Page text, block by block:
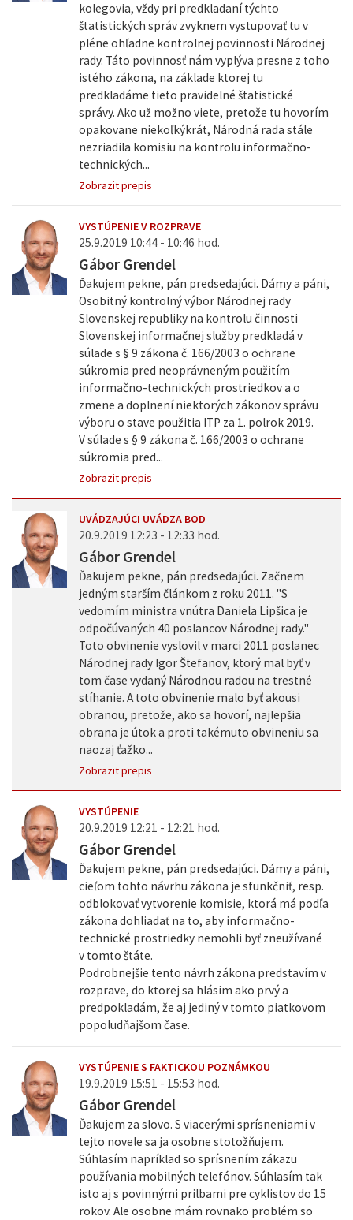
kolegovia, vždy pri predkladaní týchto
štatistických správ zvyknem vystupovať tu v
pléne ohľadne kontrolnej povinnosti Národnej
rady. Táto povinnosť nám vyplýva presne z toho
istého zákona, na základe ktorej tu
predkladáme tieto pravidelné štatistické
správy. Ako už možno viete, pretože tu hovorím
opakovane niekoľkýkrát, Národná rada stále
nezriadila komisiu na kontrolu informačno-
technických...
Zobrazit prepis
VYSTÚPENIE V ROZPRAVE
25.9.2019 10:44 - 10:46 hod.
Gábor Grendel
Ďakujem pekne, pán predsedajúci. Dámy a páni,
Osobitný kontrolný výbor Národnej rady
Slovenskej republiky na kontrolu činnosti
Slovenskej informačnej služby predkladá v
súlade s § 9 zákona č. 166/2003 o ochrane
súkromia pred neoprávneným použitím
informačno-technických prostriedkov a o
zmene a doplnení niektorých zákonov správu
výboru o stave použitia ITP za 1. polrok 2019.
V súlade s § 9 zákona č. 166/2003 o ochrane
súkromia pred...
Zobrazit prepis
UVÁDZAJÚCI UVÁDZA BOD
20.9.2019 12:23 - 12:33 hod.
Gábor Grendel
Ďakujem pekne, pán predsedajúci. Začnem
jedným starším článkom z roku 2011. "S
vedomím ministra vnútra Daniela Lipšica je
odpočúvaných 40 poslancov Národnej rady."
Toto obvinenie vyslovil v marci 2011 poslanec
Národnej rady Igor Štefanov, ktorý mal byť v
tom čase vydaný Národnou radou na trestné
stíhanie. A toto obvinenie malo byť akousi
obranou, pretože, ako sa hovorí, najlepšia
obrana je útok a proti takémuto obvineniu sa
naozaj ťažko...
Zobrazit prepis
VYSTÚPENIE
20.9.2019 12:21 - 12:21 hod.
Gábor Grendel
Ďakujem pekne, pán predsedajúci. Dámy a páni,
cieľom tohto návrhu zákona je sfunkčniť, resp.
odblokovať vytvorenie komisie, ktorá má podľa
zákona dohliadať na to, aby informačno-
technické prostriedky nemohli byť zneužívané
v tomto štáte.
Podrobnejšie tento návrh zákona predstavím v
rozprave, do ktorej sa hlásim ako prvý a
predpokladám, že aj jediný v tomto piatkovom
popoludňajšom čase.
VYSTÚPENIE S FAKTICKOU POZNÁMKOU
19.9.2019 15:51 - 15:53 hod.
Gábor Grendel
Ďakujem za slovo. S viacerými sprísneniami v
tejto novele sa ja osobne stotožňujem.
Súhlasím napríklad so sprísnením zákazu
používania mobilných telefónov. Súhlasím tak
isto aj s povinnými prilbami pre cyklistov do 15
rokov. Ale osobne mám rovnako problém so